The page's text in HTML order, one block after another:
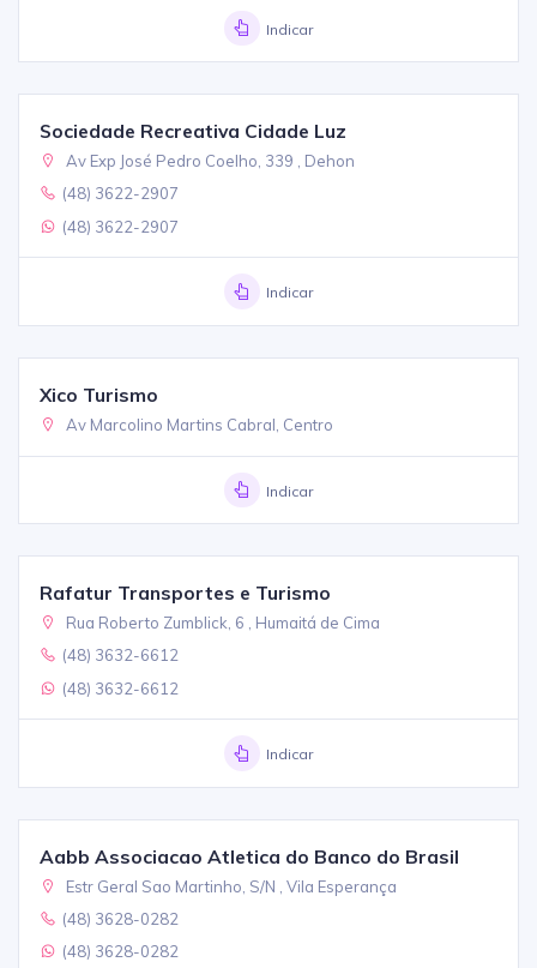
Indicar
Sociedade Recreativa Cidade Luz
Av Exp José Pedro Coelho, 339 , Dehon
(48) 3622-2907
(48) 3622-2907
Indicar
Xico Turismo
Av Marcolino Martins Cabral, Centro
Indicar
Rafatur Transportes e Turismo
Rua Roberto Zumblick, 6 , Humaitá de Cima
(48) 3632-6612
(48) 3632-6612
Indicar
Aabb Associacao Atletica do Banco do Brasil
Estr Geral Sao Martinho, S/N , Vila Esperança
(48) 3628-0282
(48) 3628-0282